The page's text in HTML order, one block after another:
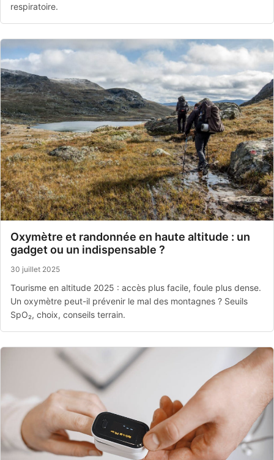
respiratoire.
Oxymètre et randonnée en haute altitude : un
gadget ou un indispensable ?
30 juillet 2025
Tourisme en altitude 2025 : accès plus facile, foule plus dense.
Un oxymètre peut-il prévenir le mal des montagnes ? Seuils
SpO₂, choix, conseils terrain.